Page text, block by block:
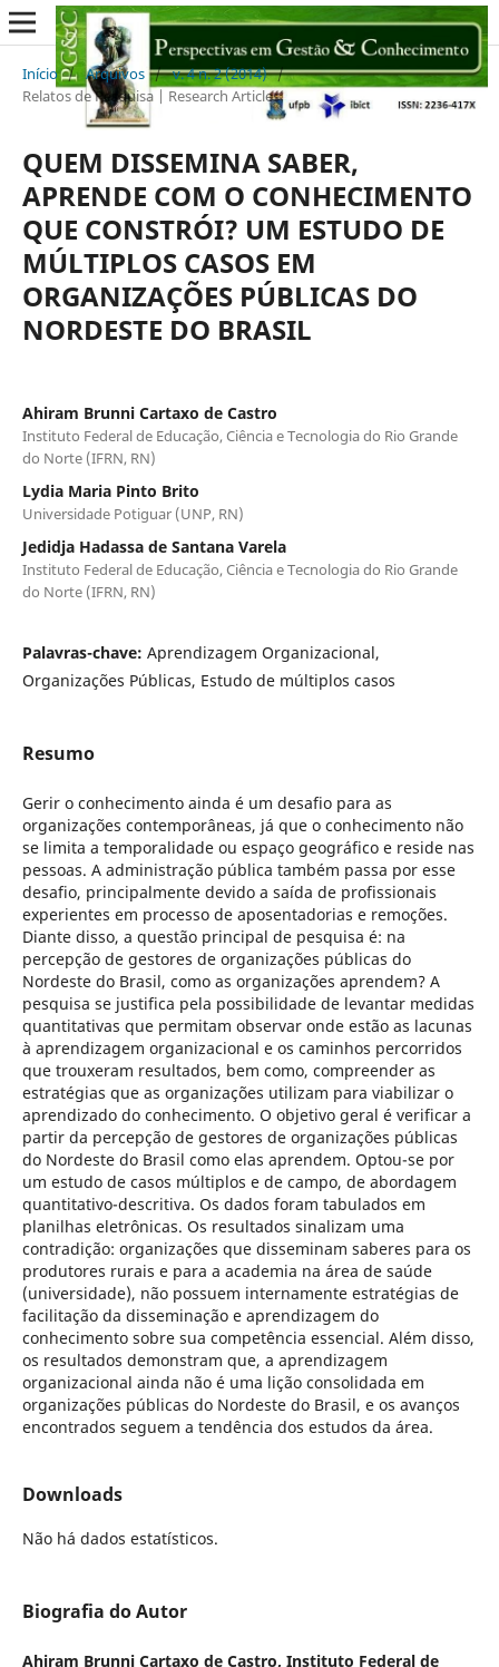
Início / Arquivos / v. 4 n. 2 (2014) /
Relatos de Pesquisa | Research Articles
QUEM DISSEMINA SABER,
APRENDE COM O CONHECIMENTO
QUE CONSTRÓI? UM ESTUDO DE
MÚLTIPLOS CASOS EM
ORGANIZAÇÕES PÚBLICAS DO
NORDESTE DO BRASIL
Ahiram Brunni Cartaxo de Castro
Instituto Federal de Educação, Ciência e Tecnologia do Rio Grande
do Norte (IFRN, RN)
Lydia Maria Pinto Brito
Universidade Potiguar (UNP, RN)
Jedidja Hadassa de Santana Varela
Instituto Federal de Educação, Ciência e Tecnologia do Rio Grande
do Norte (IFRN, RN)
Palavras-chave: Aprendizagem Organizacional,
Organizações Públicas, Estudo de múltiplos casos
Resumo
Gerir o conhecimento ainda é um desafio para as
organizações contemporâneas, já que o conhecimento não
se limita a temporalidade ou espaço geográfico e reside nas
pessoas. A administração pública também passa por esse
desafio, principalmente devido a saída de profissionais
experientes em processo de aposentadorias e remoções.
Diante disso, a questão principal de pesquisa é: na
percepção de gestores de organizações públicas do
Nordeste do Brasil, como as organizações aprendem? A
pesquisa se justifica pela possibilidade de levantar medidas
quantitativas que permitam observar onde estão as lacunas
à aprendizagem organizacional e os caminhos percorridos
que trouxeram resultados, bem como, compreender as
estratégias que as organizações utilizam para viabilizar o
aprendizado do conhecimento. O objetivo geral é verificar a
partir da percepção de gestores de organizações públicas
do Nordeste do Brasil como elas aprendem. Optou-se por
um estudo de casos múltiplos e de campo, de abordagem
quantitativo-descritiva. Os dados foram tabulados em
planilhas eletrônicas. Os resultados sinalizam uma
contradição: organizações que disseminam saberes para os
produtores rurais e para a academia na área de saúde
(universidade), não possuem internamente estratégias de
facilitação da disseminação e aprendizagem do
conhecimento sobre sua competência essencial. Além disso,
os resultados demonstram que, a aprendizagem
organizacional ainda não é uma lição consolidada em
organizações públicas do Nordeste do Brasil, e os avanços
encontrados seguem a tendência dos estudos da área.
Downloads
Não há dados estatísticos.
Biografia do Autor
Ahiram Brunni Cartaxo de Castro, Instituto Federal de